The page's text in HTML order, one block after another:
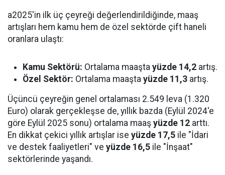
a2025'in ilk üç çeyreği değerlendirildiğinde, maaş
artışları hem kamu hem de özel sektörde çift haneli
oranlara ulaştı:
Kamu Sektörü: Ortalama maaşta yüzde 14,2 artış.
Özel Sektör: Ortalama maaşta yüzde 11,3 artış.
Üçüncü çeyreğin genel ortalaması 2.549 leva (1.320
Euro) olarak gerçekleşse de, yıllık bazda (Eylül 2024'e
göre Eylül 2025 sonu) ortalama maaş yüzde 12 arttı.
En dikkat çekici yıllık artışlar ise yüzde 17,5 ile "İdari
ve destek faaliyetleri" ve yüzde 16,5 ile "İnşaat"
sektörlerinde yaşandı.